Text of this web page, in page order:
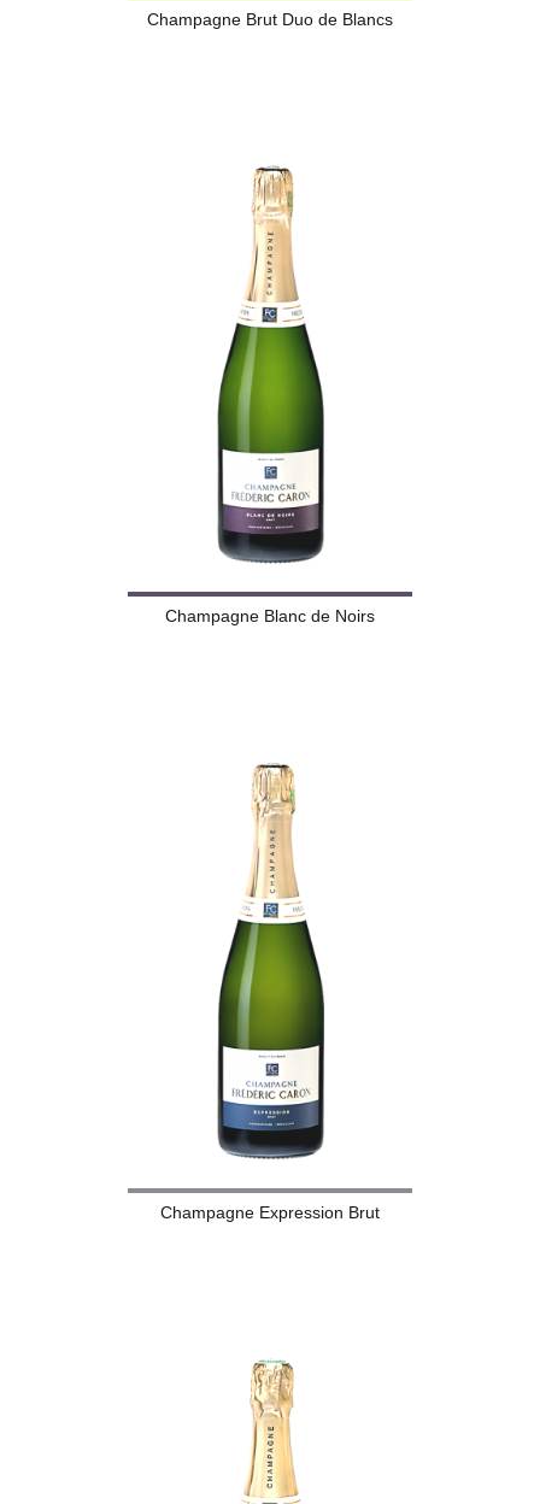
Champagne Brut Duo de Blancs
Champagne Blanc de Noirs
Champagne Expression Brut